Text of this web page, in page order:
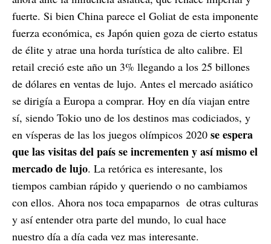
fuerte. Si bien China parece el Goliat de esta imponente
fuerza económica, es Japón quien goza de cierto estatus
de élite y atrae una horda turística de alto calibre. El
retail creció este año un 3% llegando a los 25 billones
de dólares en ventas de lujo. Antes el mercado asiático
se dirigía a Europa a comprar. Hoy en día viajan entre
sí, siendo Tokio uno de los destinos mas codiciados, y
en vísperas de las los juegos olímpicos 2020 se espera
que las visitas del país se incrementen y así mismo el
mercado de lujo. La retórica es interesante, los
tiempos cambian rápido y queriendo o no cambiamos
con ellos. Ahora nos toca empaparnos de otras culturas
y así entender otra parte del mundo, lo cual hace
nuestro día a día cada vez mas interesante.